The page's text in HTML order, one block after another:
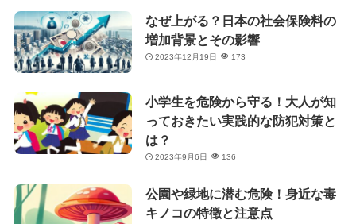
なぜ上がる？日本の社会保険料の
増加背景とその影響
2023年12月19日 173
小学生を危険から守る！大人が知
っておきたい実践的な防犯対策と
は？
2023年9月6日 136
公園や緑地に潜む危険！身近な毒
キノコの特徴と注意点